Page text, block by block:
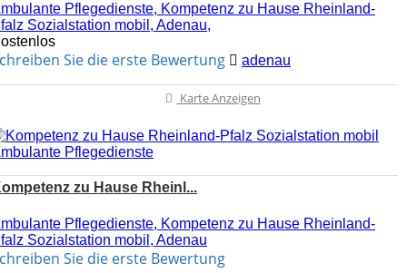
Pflegedienste, Kompetenz zu Hause Rheinland-
Sozialstation mobil, Adenau,
Sie die erste Bewertung adenau
Karte Anzeigen
Pflegedienste
zu Hause Rheinl...
Pflegedienste, Kompetenz zu Hause Rheinland-
Sozialstation mobil, Adenau
Sie die erste Bewertung